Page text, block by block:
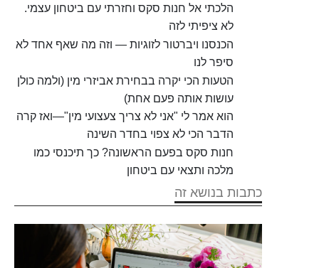
הלכתי אל חנות סקס וחזרתי עם ביטחון עצמי.
לא ציפיתי לזה
הכנסנו ויברטור לזוגיות — וזה מה שאף אחד לא
סיפר לנו
הטעות הכי יקרה בבחירת אביזרי מין (ולמה כולן
עושות אותה פעם אחת)
הוא אמר לי "אני לא צריך צעצועי מין"—ואז קרה
הדבר הכי לא צפוי בחדר השינה
חנות סקס בפעם הראשונה? כך תיכנסי כמו
מלכה ותצאי עם ביטחון
כתבות בנושא זה